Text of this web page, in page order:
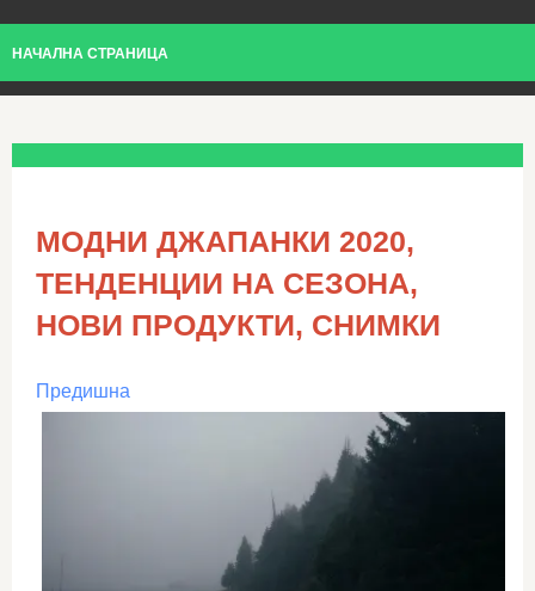
НАЧАЛНА СТРАНИЦА
МОДНИ ДЖАПАНКИ 2020,
ТЕНДЕНЦИИ НА СЕЗОНА,
НОВИ ПРОДУКТИ, СНИМКИ
Предишна